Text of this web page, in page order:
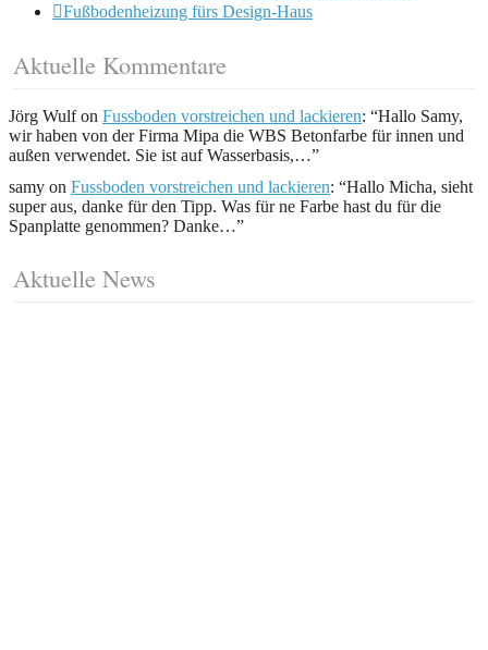
Fußbodenheizung fürs Design-Haus
Aktuelle Kommentare
Jörg Wulfon Fussboden vorstreichen und lackieren: “Hallo Samy,
wir haben von der Firma Mipa die WBS Betonfarbe für innen und
außen verwendet. Sie ist auf Wasserbasis,…”
samy on Fussboden vorstreichen und lackieren: “Hallo Micha, sieht
super aus, danke für den Tipp. Was für ne Farbe hast du für die
Spanplatte genommen? Danke…”
Aktuelle News